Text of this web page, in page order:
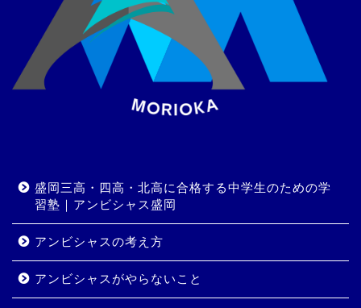
盛岡三高・四高・北高に合格する中学生のための学
習塾｜アンビシャス盛岡
アンビシャスの考え方
アンビシャスがやらないこと